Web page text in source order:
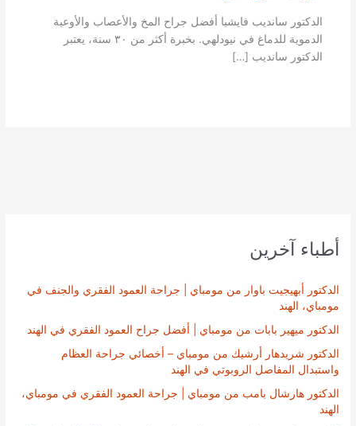
أطباء آخرين
الدكتور أبهيجيت باوار من مومباي | جراحة العمود الفقري والجنف في
مومباي، الهند
الدكتور ميهير بابات من مومباي | أفضل جراح العمود الفقري في الهند
الدكتور شريدهار أرشيك من مومباي – أخصائي جراحة العظام
واستبدال المفاصل الروبوتي في الهند
الدكتور هارشال بامب من مومباي | جراحة العمود الفقري في مومباي،
الهند
الدكتور سانديب فايشيا أفضل جراح المخ والأعصاب والأوعية
الدموية للدماغ في نيودلهي. بخبرة أكثر من ٣٠ سنة، يعتبر
الدكتور سانديب […]